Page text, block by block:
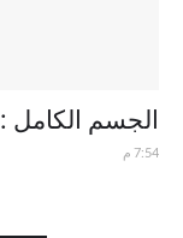
الجسم الكامل
7:54 م